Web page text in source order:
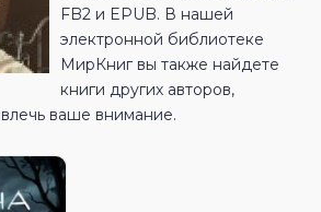
FB2 и EPUB. В нашей
электронной библиотеке
МирКниг вы также найдете
книги других авторов,
ваше внимание.